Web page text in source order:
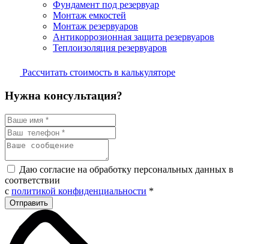
Фундамент под резервуар
Монтаж емкостей
Монтаж резервуаров
Антикоррозионная защита резервуаров
Теплоизоляция резервуаров
Рассчитать стоимость в калькуляторе
Нужна консультация?
Даю согласие на обработку персональных данных в
соответствии
с политикой конфиденциальности *